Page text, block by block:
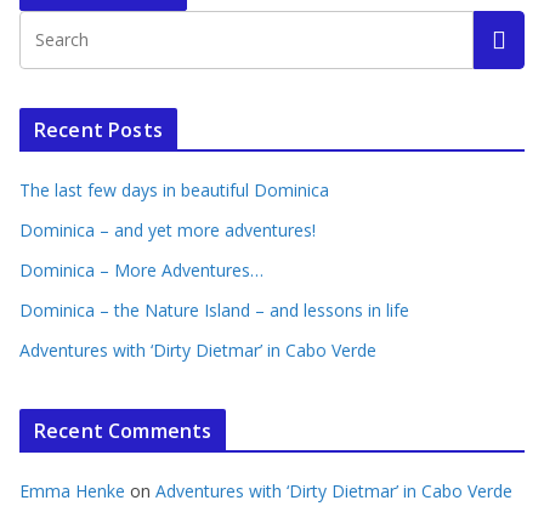
Recent Posts
The last few days in beautiful Dominica
Dominica – and yet more adventures!
Dominica – More Adventures…
Dominica – the Nature Island – and lessons in life
Adventures with ‘Dirty Dietmar’ in Cabo Verde
Recent Comments
Emma Henke on Adventures with ‘Dirty Dietmar’ in Cabo Verde